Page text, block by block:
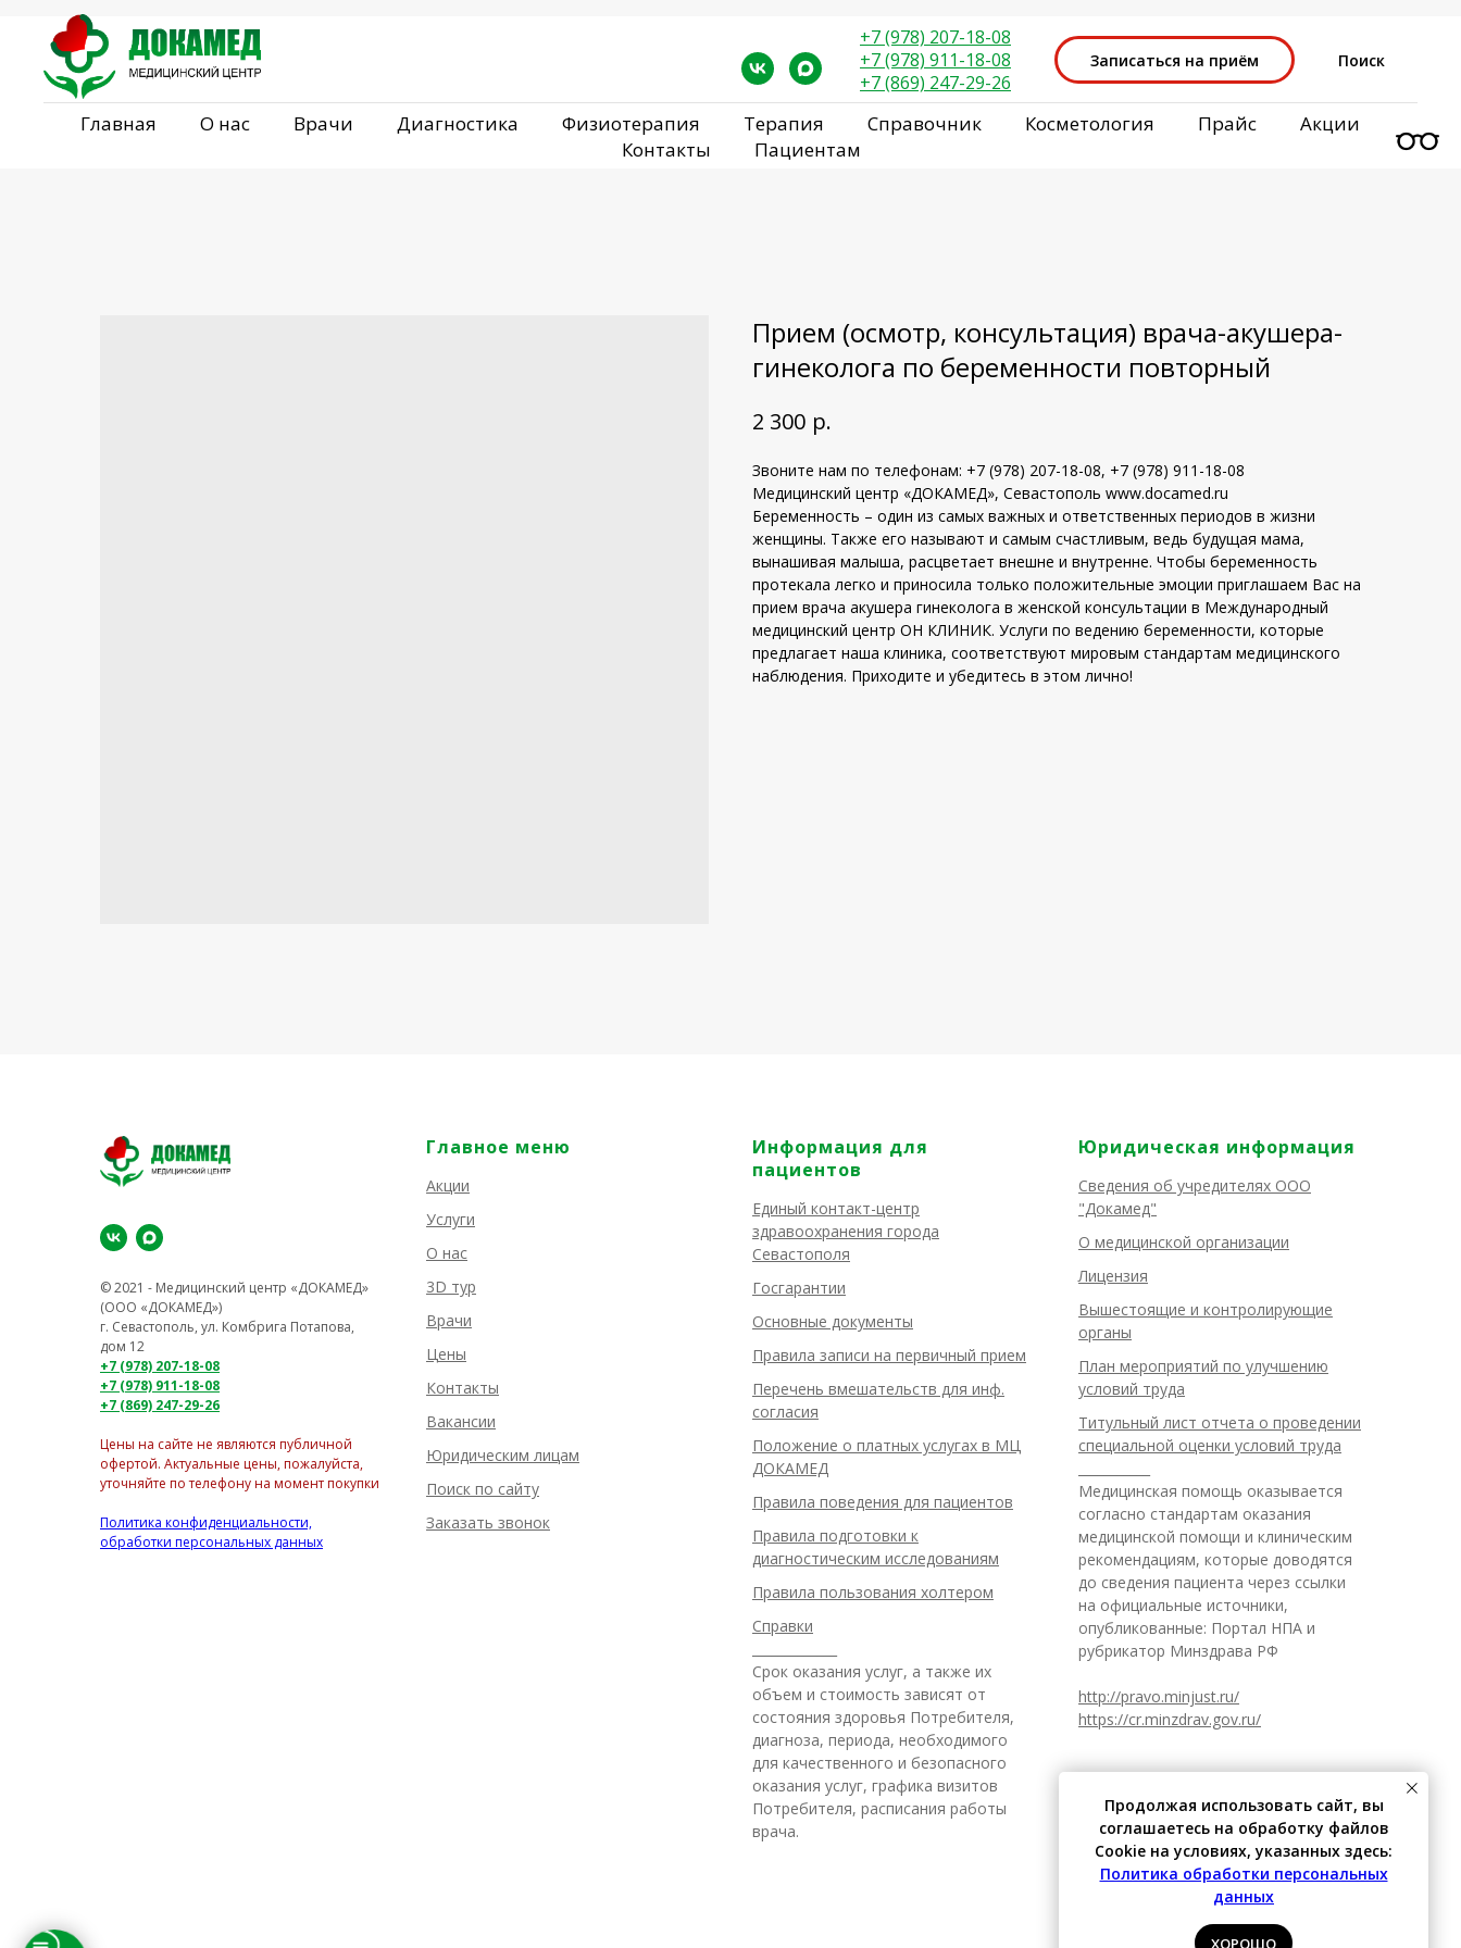
+7 (978) 207-18-08
+7 (978) 911-18-08
+7 (869) 247-29-26
Записаться на приём Поиск
Главная О нас Врачи Диагностика Физиотерапия Терапия Справочник Косметология Прайс
Акции
Контакты
Пациентам
Прием (осмотр, консультация) врача-акушера-
гинеколога по беременности повторный
2 300 р.
Звоните нам по телефонам: +7 (978) 207-18-08, +7 (978) 911-18-08
Медицинский центр «ДОКАМЕД», Севастополь www.docamed.ru
Беременность – один из самых важных и ответственных периодов в жизни
женщины. Также его называют и самым счастливым, ведь будущая мама,
вынашивая малыша, расцветает внешне и внутренне. Чтобы беременность
протекала легко и приносила только положительные эмоции приглашаем Вас на
прием врача акушера гинеколога в женской консультации в Международный
медицинский центр ОН КЛИНИК. Услуги по ведению беременности, которые
предлагает наша клиника, соответствуют мировым стандартам медицинского
наблюдения. Приходите и убедитесь в этом лично!
© 2021 - Медицинский центр «ДОКАМЕД»
(ООО «ДОКАМЕД»)
г. Севастополь, ул. Комбрига Потапова,
дом 12
+7 (978) 207-18-08
+7 (978) 911-18-08
+7 (869) 247-29-26
Цены на сайте не являются публичной
офертой. Актуальные цены, пожалуйста,
уточняйте по телефону на момент покупки
Политика конфиденциальности,
обработки персональных данных
Главное меню
Акции
Услуги
О нас
3D тур
Врачи
Цены
Контакты
Вакансии
Юридическим лицам
Поиск по сайту
Заказать звонок
Информация для
пациентов
Единый контакт-центр
здравоохранения города
Севастополя
Госгарантии
Основные документы
Правила записи на первичный прием
Перечень вмешательств для инф.
согласия
Положение о платных услугах в МЦ
ДОКАМЕД
Правила поведения для пациентов
Правила подготовки к
диагностическим исследованиям
Правила пользования холтером
Справки
Срок оказания услуг, а также их
объем и стоимость зависят от
состояния здоровья Потребителя,
диагноза, периода, необходимого
для качественного и безопасного
оказания услуг, графика визитов
Потребителя, расписания работы
врача.
Юридическая информация
Сведения об учредителях ООО
"Докамед"
О медицинской организации
Лицензия
Вышестоящие и контролирующие
органы
План мероприятий по улучшению
условий труда
Титульный лист отчета о проведении
специальной оценки условий труда
Медицинская помощь оказывается
согласно стандартам оказания
медицинской помощи и клиническим
рекомендациям, которые доводятся
до сведения пациента через ссылки
на официальные источники,
опубликованные: Портал НПА и
рубрикатор Минздрава РФ
http://pravo.minjust.ru/
https://cr.minzdrav.gov.ru/
Продолжая использовать сайт, вы
соглашаетесь на обработку файлов
Cookie на условиях, указанных здесь:
Политика обработки персональных
данных
ХОРОШО